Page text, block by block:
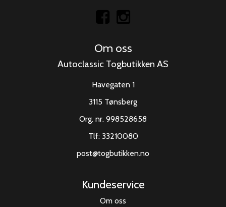
Om oss
Autoclassic Togbutikken AS
Havegaten 1
3115 Tønsberg
Org. nr. 998528658
Tlf: 33210080
post@togbutikken.no
Kundeservice
Om oss